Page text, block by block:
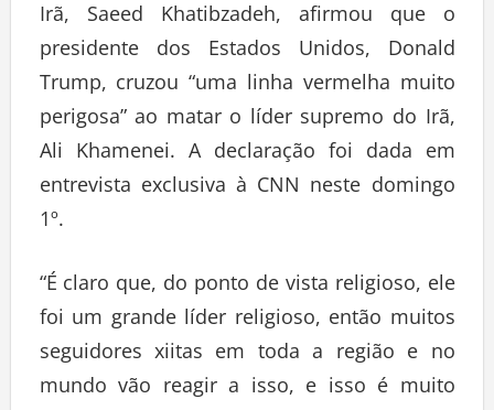
Irã, Saeed Khatibzadeh, afirmou que o
presidente dos Estados Unidos, Donald
Trump, cruzou “uma linha vermelha muito
perigosa” ao matar o líder supremo do Irã,
Ali Khamenei. A declaração foi dada em
entrevista exclusiva à CNN neste domingo
1º.
“É claro que, do ponto de vista religioso, ele
foi um grande líder religioso, então muitos
seguidores xiitas em toda a região e no
mundo vão reagir a isso, e isso é muito